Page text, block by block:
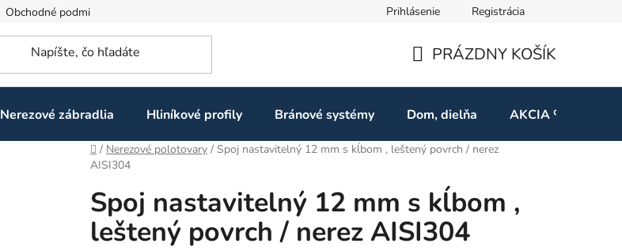
Obchodné podmienky Odstúpenie od zmluvy
Prihlásenie Registrácia
KOŠÍK
PRÁZDNY KOŠÍK
Nerezové zábradlia Hliníkové profily Bránové systémy Dom, dielňa AKCIA %
Domov
/ Nerezové polotovary / Spoj nastavitelný 12 mm s kĺbom , leštený povrch / nerez
AISI304
Spoj nastavitelný 12 mm s kĺbom ,
leštený povrch / nerez AISI304